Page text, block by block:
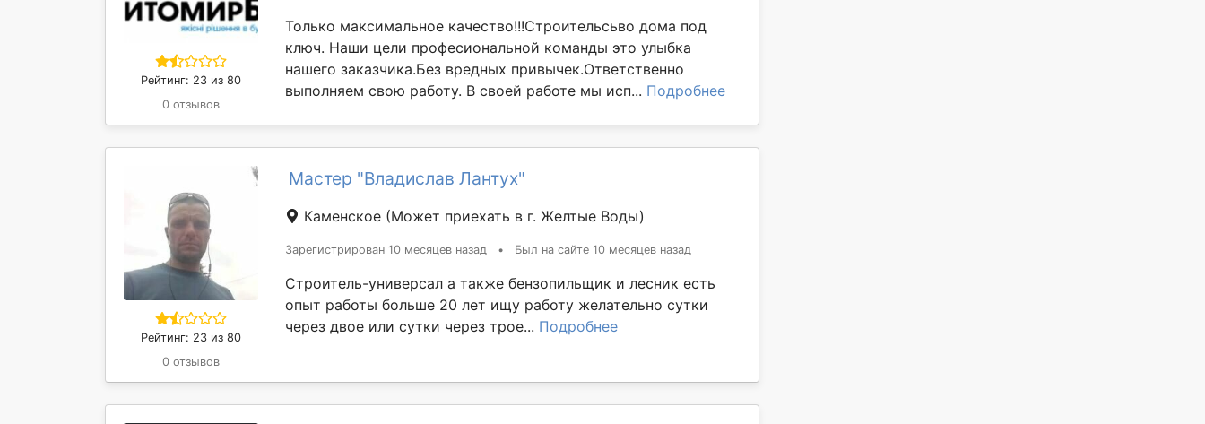
Рейтинг: 23 из 80
0 отзывов
Только максимальное качество!!!Строительсьво дома под
ключ. Наши цели професиональной команды это улыбка
нашего заказчика.Без вредных привычек.Ответственно
выполняем свою работу. В своей работе мы исп... Подробнее
Рейтинг: 23 из 80
0 отзывов
Мастер "Владислав Лантух"
Каменское (Может приехать в г. Желтые Воды)
Зарегистрирован 10 месяцев назад • Был на сайте 10 месяцев назад
Строитель-универсал а также бензопильщик и лесник есть
опыт работы больше 20 лет ищу работу желательно сутки
через двое или сутки через трое... Подробнее